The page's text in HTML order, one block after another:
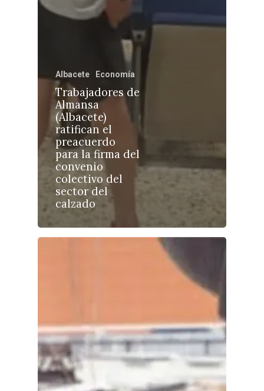
Albacete Economía
Trabajadores de
Almansa
(Albacete)
ratifican el
preacuerdo
para la firma del
convenio
colectivo del
sector del
calzado
Ciudad Real
Guadalajara
Talavera
Economía
Educación
Cultura
Deportes
Sucesos
Medio Ambiente
Planeta Rural
Especiales
Política